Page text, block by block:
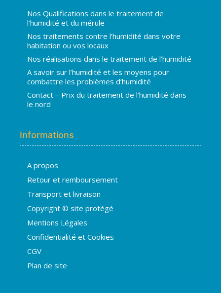
Nos Qualifications dans le traitement de
l’humidité et du mérule
Nos traitements contre l’humidité dans votre
habitation ou vos locaux
Nos réalisations dans le traitement de l’humidité
A savoir sur l’humidité et les moyens pour
combattre les problèmes d’humidité
Contact – Prix du traitement de l’humidité dans
le nord
Informations
A propos
Retour et remboursement
Transport et livraison
Copyright © site protégé
Mentions Légales
Confidentialité et Cookies
CGV
Plan de site
En ligne · répond en quelques secondes
H
👋 Bonjour ! Je suis
puis-je vous aider ?